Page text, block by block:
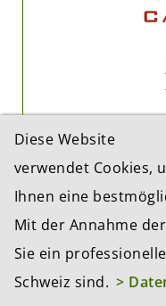
Diese Website
verwendet Cookies,
Ihnen eine
Mit der Annahme
Sie ein
Schweiz sind. >